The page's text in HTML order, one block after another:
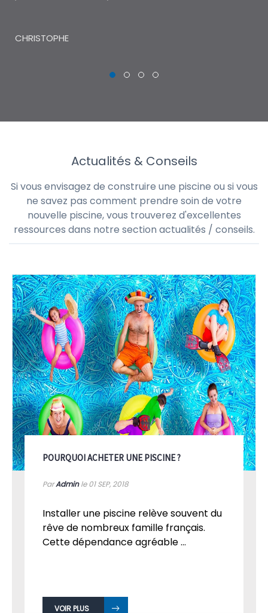
CHRISTOPHE
Actualités & Conseils
Si vous envisagez de construire une piscine ou si vous
ne savez pas comment prendre soin de votre
nouvelle piscine, vous trouverez d'excellentes
ressources dans notre section actualités / conseils.
POURQUOI ACHETER UNE PISCINE ?
ParAdminle 01SEP, 2018
Installer une piscine relève souvent du
rêve de nombreux famille français.
Cette dépendance agréable ...
VOIR PLUS